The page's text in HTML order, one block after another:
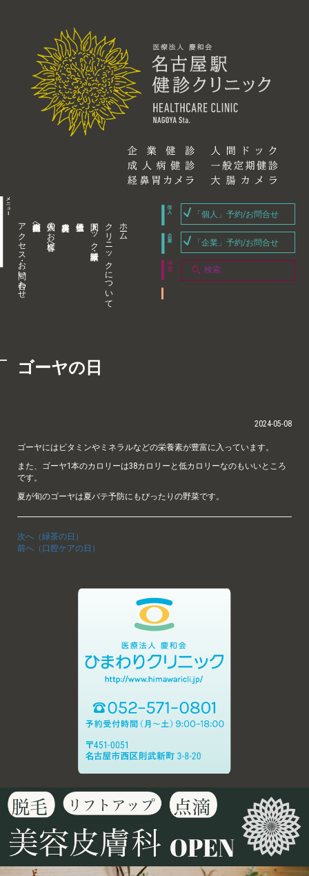
アクセス・お問い合わせ 企業内担当者様へ 個人のお客様へ 人間ドック・健康診断 クリニックについて ホーム
「個人」予約/お問合せ
「企業」予約/お問合せ
ゴーヤの日
2024-05-08
ゴーヤにはビタミンやミネラルなどの栄養素が豊富に入っています。
また、ゴーヤ1本のカロリーは38カロリーと低カロリーなのもいいところ
です。
夏が旬のゴーヤは夏バテ予防にもぴったりの野菜です。
次へ（緑茶の日）
前へ（口腔ケアの日）